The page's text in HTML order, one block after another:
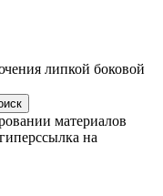
липкой боковой
материалов
на